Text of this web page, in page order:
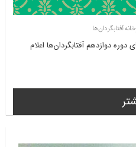
آفتابگردان‌ها
دوره دوازدهم آفتابگردان‌ها اعلام